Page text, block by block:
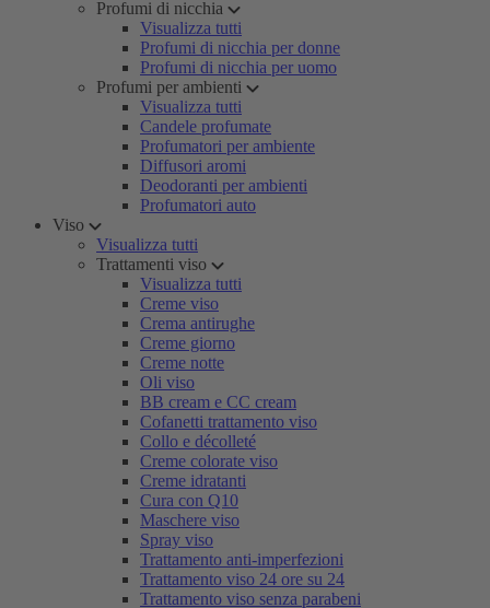
Profumi di nicchia
Visualizza tutti
Profumi di nicchia per donne
Profumi di nicchia per uomo
Profumi per ambienti
Visualizza tutti
Candele profumate
Profumatori per ambiente
Diffusori aromi
Deodoranti per ambienti
Profumatori auto
Viso
Visualizza tutti
Trattamenti viso
Visualizza tutti
Creme viso
Crema antirughe
Creme giorno
Creme notte
Oli viso
BB cream e CC cream
Cofanetti trattamento viso
Collo e décolleté
Creme colorate viso
Creme idratanti
Cura con Q10
Maschere viso
Spray viso
Trattamento anti-imperfezioni
Trattamento viso 24 ore su 24
Trattamento viso senza parabeni